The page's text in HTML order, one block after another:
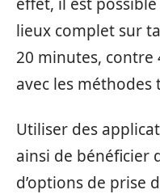
lieux complet sur
20 minutes, contre
avec les
Utiliser des
ainsi de bénéficier
d’options de prise